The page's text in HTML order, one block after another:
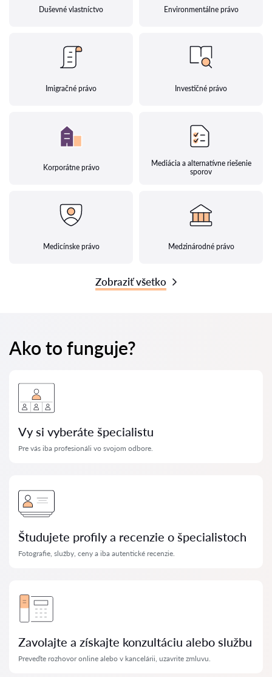
Duševné vlastníctvo Environmentálne právo
Imigračné právo Investičné právo
Korporátne právo
Mediácia a alternatívne riešenie
sporov
Medicínske právo Medzinárodné právo
Zobraziť všetko
Ako to funguje?
Vy si vyberáte špecialistu
Pre vás iba profesionáli vo svojom odbore.
Študujete profily a recenzie o špecialistoch
Fotografie, služby, ceny a iba autentické recenzie.
Zavolajte a získajte konzultáciu alebo službu
Preveďte rozhovor online alebo v kancelárii, uzavrite zmluvu.